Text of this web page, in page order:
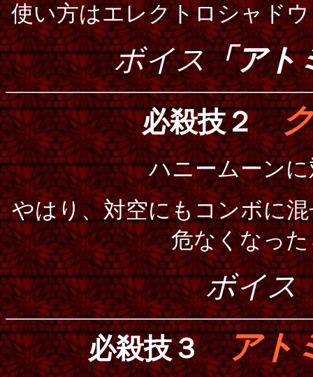
使い方はエレクトロシャド
ボイス「アト
必殺技２
ハニームーン
やはり、対空にもコンボに
危なくなっ
ボイス
必殺技３アト